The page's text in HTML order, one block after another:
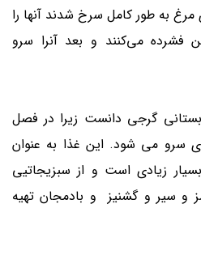
به طور کامل سرخ شدند آنها را
فشرده می‌کنند و بعد آنرا سرو
گرجی دانست زیرا در فصل
سرو می شود. این غذا به عنوان
زیادی است و از سبزیجاتیی
و سیر و گشنیز و بادمجان تهیه